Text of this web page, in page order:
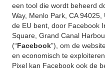
een tool die wordt beheerd
Way, Menlo Park, CA
de EU bent, door Facebook
Square, Grand Canal
(“Facebook”), om de
en economisch te
Pixel kan Facebook ook de